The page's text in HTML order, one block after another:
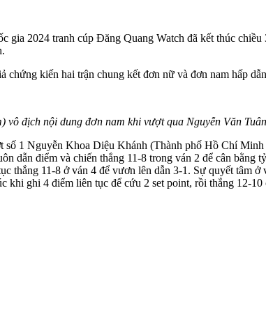
gia 2024 tranh cúp Đăng Quang Watch đã kết thúc
chứng kiến hai trận chung kết đơn nữ và đơn nam hấp
vô địch nội dung đơn nam khi vượt qua Nguyễn Văn
số 1 Nguyễn Khoa Diệu Khánh (Thành phố Hồ Chí
dẫn điểm và chiến thắng 11-8 trong ván 2 để cân
thắng 11-8 ở ván 4 để vươn lên dẫn 3-1. Sự quyết
khi ghi 4 điểm liên tục để cứu 2 set point, rồi thắng 12-